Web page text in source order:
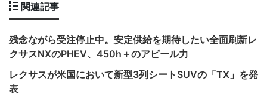
関連記事
残念ながら受注停止中。安定供給を期待したい全面刷新レ
クサスNXのPHEV、450h＋のアピール力
レクサスが米国において新型3列シートSUVの「TX」を発
表